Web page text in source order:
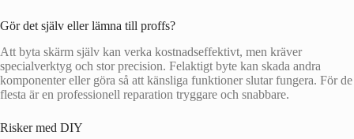
Gör det själv eller lämna till proffs?
Att byta skärm själv kan verka kostnadseffektivt, men kräver
specialverktyg och stor precision. Felaktigt byte kan skada andra
komponenter eller göra så att känsliga funktioner slutar fungera. För de
flesta är en professionell reparation tryggare och snabbare.
Risker med DIY